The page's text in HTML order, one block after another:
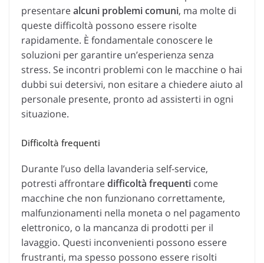
presentarealcuni problemi comuni, ma molte di
queste difficoltà possono essere risolte
rapidamente. È fondamentale conoscere le
soluzioni per garantire un’esperienza senza
stress. Se incontri problemi con le macchine o hai
dubbi sui detersivi, non esitare a chiedere aiuto al
personale presente, pronto ad assisterti in ogni
situazione.
Difficoltà frequenti
Durante l’uso della lavanderia self-service,
potresti affrontaredifficoltà frequenti come
macchine che non funzionano correttamente,
malfunzionamenti nella moneta o nel pagamento
elettronico, o la mancanza di prodotti per il
lavaggio. Questi inconvenienti possono essere
frustranti, ma spesso possono essere risolti